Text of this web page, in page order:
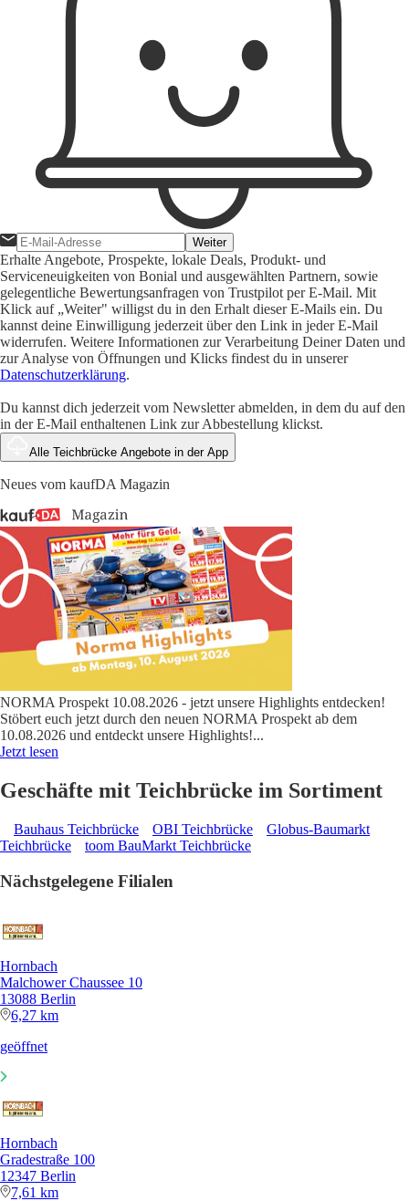
Weiter
Erhalte Angebote, Prospekte, lokale Deals, Produkt- und
Serviceneuigkeiten von Bonial und ausgewählten Partnern, sowie
gelegentliche Bewertungsanfragen von Trustpilot per E-Mail. Mit
Klick auf „Weiter" willigst du in den Erhalt dieser E-Mails ein. Du
kannst deine Einwilligung jederzeit über den Link in jeder E-Mail
widerrufen. Weitere Informationen zur Verarbeitung Deiner Daten und
zur Analyse von Öffnungen und Klicks findest du in unserer
Datenschutzerklärung.
Du kannst dich jederzeit vom Newsletter abmelden, in dem du auf den
in der E-Mail enthaltenen Link zur Abbestellung klickst.
Alle Teichbrücke Angebote in der App
Neues vom kaufDA Magazin
NORMA Prospekt 10.08.2026 - jetzt unsere Highlights entdecken!
Stöbert euch jetzt durch den neuen NORMA Prospekt ab dem
10.08.2026 und entdeckt unsere Highlights!...
Jetzt lesen
Geschäfte mit Teichbrücke im Sortiment
Bauhaus Teichbrücke OBI Teichbrücke
Globus-Baumarkt
Teichbrücke
toom BauMarkt Teichbrücke
Nächstgelegene Filialen
Hornbach
Malchower Chaussee 10
13088 Berlin
6,27 km
geöffnet
Hornbach
Gradestraße 100
12347 Berlin
7,61 km